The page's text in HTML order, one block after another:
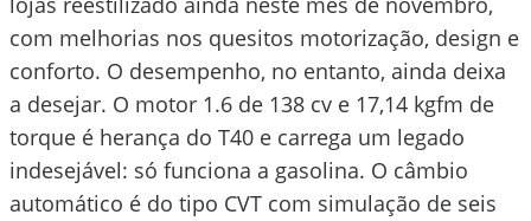
com melhorias nos quesitos motorização, design e
conforto. O desempenho, no entanto, ainda deixa
a desejar. O motor 1.6 de 138 cv e 17,14 kgfm de
torque é herança do T40 e carrega um legado
indesejável: só funciona a gasolina. O câmbio
automático é do tipo CVT com simulação de seis